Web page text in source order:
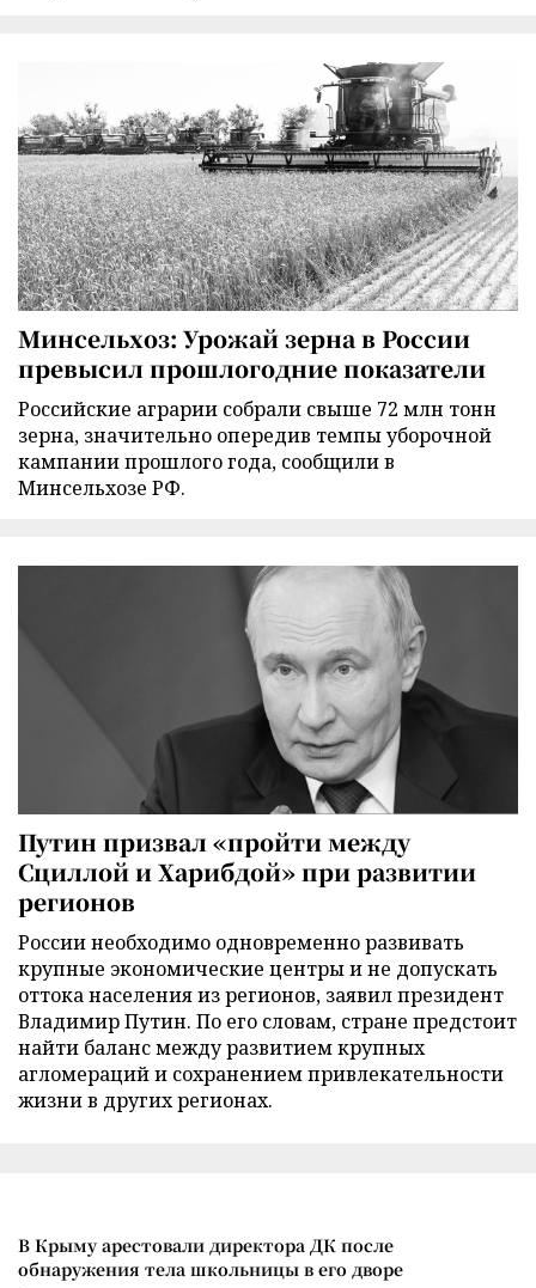
Минсельхоз: Урожай зерна в России
превысил прошлогодние показатели
Российские аграрии собрали свыше 72 млн тонн
зерна, значительно опередив темпы уборочной
кампании прошлого года, сообщили в
Минсельхозе РФ.
Путин призвал «пройти между
Сциллой и Харибдой» при развитии
регионов
России необходимо одновременно развивать
крупные экономические центры и не допускать
оттока населения из регионов, заявил президент
Владимир Путин. По его словам, стране предстоит
найти баланс между развитием крупных
агломераций и сохранением привлекательности
жизни в других регионах.
В Крыму арестовали директора ДК после
обнаружения тела школьницы в его дворе